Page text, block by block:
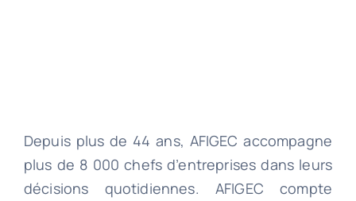
Depuis plus de 44 ans, AFIGEC accompagne
plus de 8 000 chefs d’entreprises dans leurs
décisions quotidiennes. AFIGEC compte